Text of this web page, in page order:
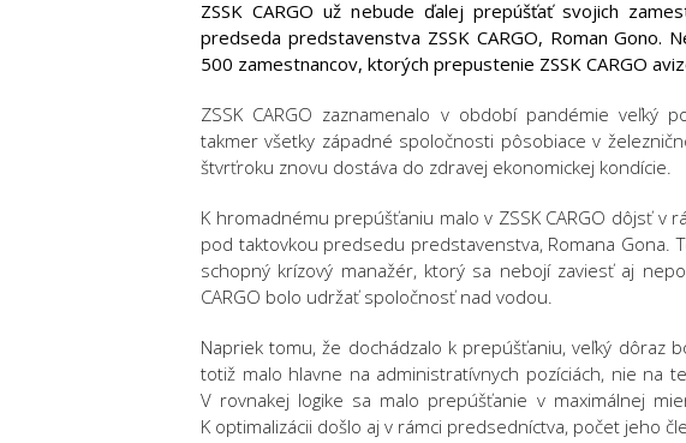
ZSSK CARGO už nebude ďalej prepúšťať svojich
predseda predstavenstva ZSSK CARGO, Roman Gono.
500 zamestnancov, ktorých prepustenie ZSSK CARGO
ZSSK CARGO zaznamenalo v období pandémie veľký
takmer všetky západné spoločnosti pôsobiace v
štvrťroku znovu dostáva do zdravej ekonomickej kondície.
K hromadnému prepúšťaniu malo v ZSSK CARGO dôjsť v
pod taktovkou predsedu predstavenstva, Romana Gona.
schopný krízový manažér, ktorý sa nebojí zaviesť aj
CARGO bolo udržať spoločnosť nad vodou.
Napriek tomu, že dochádzalo k prepúšťaniu, veľký dôraz
totiž malo hlavne na administratívnych pozíciách, nie na
V rovnakej logike sa malo prepúšťanie v maximálnej
K optimalizácii došlo aj v rámci predsedníctva, počet jeho